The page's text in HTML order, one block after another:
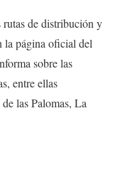
de distribución y
la página oficial del
sobre las
entre ellas
las Palomas, La